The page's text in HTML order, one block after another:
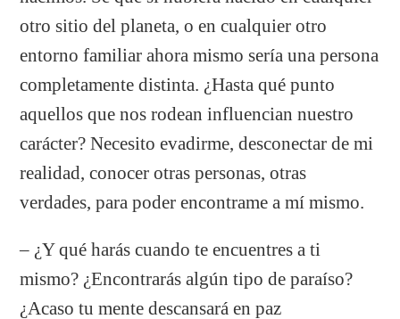
otro sitio del planeta, o en cualquier otro
entorno familiar ahora mismo sería una persona
completamente distinta. ¿Hasta qué punto
aquellos que nos rodean influencian nuestro
carácter? Necesito evadirme, desconectar de mi
realidad, conocer otras personas, otras
verdades, para poder encontrame a mí mismo.
– ¿Y qué harás cuando te encuentres a ti
mismo? ¿Encontrarás algún tipo de paraíso?
¿Acaso tu mente descansará en paz